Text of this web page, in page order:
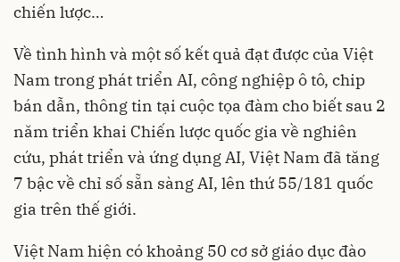
chiến lược…
Về tình hình và một số kết quả đạt được của Việt
Nam trong phát triển AI, công nghiệp ô tô, chip
bán dẫn, thông tin tại cuộc tọa đàm cho biết sau 2
năm triển khai Chiến lược quốc gia về nghiên
cứu, phát triển và ứng dụng AI, Việt Nam đã tăng
7 bậc về chỉ số sẵn sàng AI, lên thứ 55/181 quốc
gia trên thế giới.
Việt Nam hiện có khoảng 50 cơ sở giáo dục đào